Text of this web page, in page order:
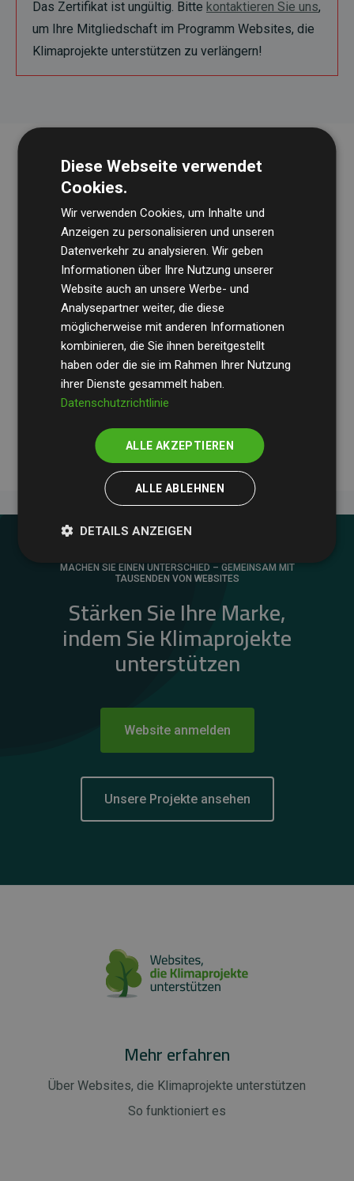
Das Zertifikat ist ungültig. Bitte kontaktieren Sie uns,
um Ihre Mitgliedschaft im Programm Websites, die
Klimaprojekte unterstützen zu verlängern!
Die Wirtschaftsprüfungsgesellschaft BDOüberprüft
regelmäßig unsere Berechnungen und Methodik, um
Transparenz und Verlässlichkeit sicherzustellen.
Ihre Prüfungen belegen, dass unsere Investitionen in
Klimaschutzprojekte im Durchschnitt200 % der
geschätzten CO₂-Emissionender teilnehmenden
Websites kompensieren – ein klarer Nachweis für die
messbare Klimawirkung unseres Ansatzes.
MACHEN SIE EINEN UNTERSCHIED – GEMEINSAM MIT
TAUSENDEN VON WEBSITES
Stärken Sie Ihre Marke,
indem Sie Klimaprojekte
unterstützen
Website anmelden
Unsere Projekte ansehen
Mehr erfahren
Über Websites, die Klimaprojekte unterstützen
So funktioniert es
Diese Webseite verwendet
Cookies.
Wir verwenden Cookies, um Inhalte und
Anzeigen zu personalisieren und unseren
Datenverkehr zu analysieren. Wir geben
Informationen über Ihre Nutzung unserer
Website auch an unsere Werbe- und
Analysepartner weiter, die diese
möglicherweise mit anderen Informationen
kombinieren, die Sie ihnen bereitgestellt
haben oder die sie im Rahmen Ihrer Nutzung
ihrer Dienste gesammelt haben.
Datenschutzrichtlinie
ALLE AKZEPTIEREN
ALLE ABLEHNEN
DETAILS ANZEIGEN